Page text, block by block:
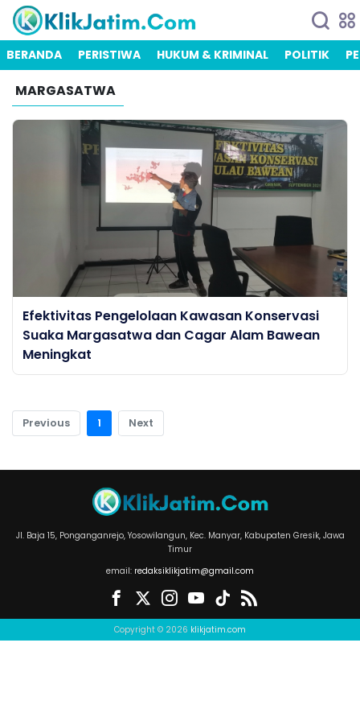
BERANDA PERISTIWA HUKUM & KRIMINAL POLITIK
MARGASATWA
Efektivitas Pengelolaan Kawasan Konservasi
Suaka Margasatwa dan Cagar Alam Bawean
Meningkat
Previous 1 Next
Jl. Baja 15, Ponganganrejo, Yosowilangun, Kec. Manyar, Kabupaten Gresik, Jawa
Timur
email: redaksiklikjatim@gmail.com
Copyright © 2026 klikjatim.com